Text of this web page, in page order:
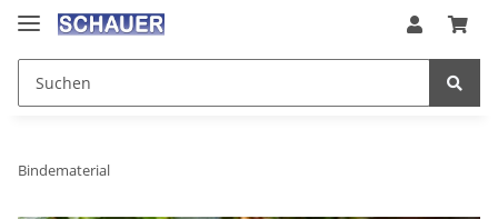
Bindematerial